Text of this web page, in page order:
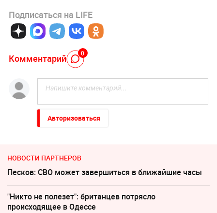
Подписаться на LIFE
Комментарий 0
Авторизоваться
НОВОСТИ ПАРТНЕРОВ
Песков: СВО может завершиться в ближайшие часы
"Никто не полезет": британцев потрясло
происходящее в Одессе